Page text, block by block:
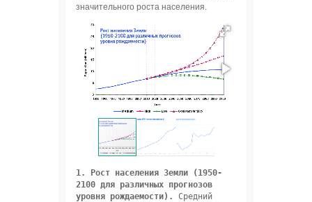
значительного роста населения.
1. Рост населения Земли (1950-
2100 для различных прогнозов
уровня рождаемости).
Средний